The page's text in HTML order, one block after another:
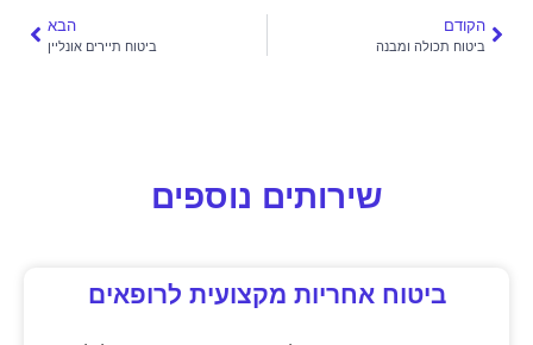
הקודם
ביטוח תכולה ומבנה
הבא
ביטוח תיירים אונליין
שירותים נוספים
ביטוח אחריות מקצועית לרופאים